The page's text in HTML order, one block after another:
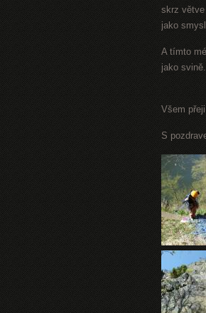
skrz větve
jako
A tímto
jako
Všem
S